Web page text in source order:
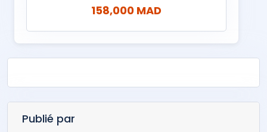
158,000 MAD
Publié par